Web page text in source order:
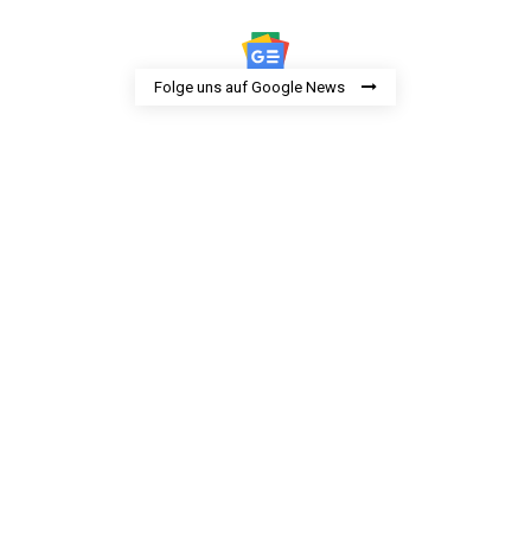
Folge uns auf Google News